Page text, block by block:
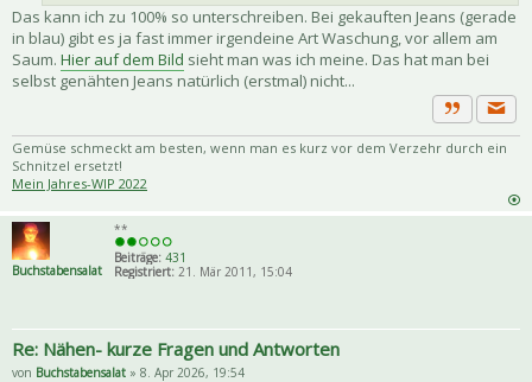
Das kann ich zu 100% so unterschreiben. Bei gekauften Jeans (gerade
in blau) gibt es ja fast immer irgendeine Art Waschung, vor allem am
Saum. Hier auf dem Bild sieht man was ich meine. Das hat man bei
selbst genähten Jeans natürlich (erstmal) nicht...
Zitat
Gemüse schmeckt am besten, wenn man es kurz vor dem Verzehr durch ein
Schnitzel ersetzt!
Mein Jahres-WIP 2022
Buchstabensalat
**
Beiträge: 431
Registriert: 21. Mär 2011, 15:04
Re: Nähen- kurze Fragen und Antworten
von Buchstabensalat » 8. Apr 2026, 19:54